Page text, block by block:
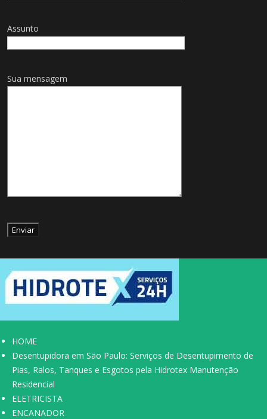
Assunto
Sua mensagem
HOME
Desentupidora em São Paulo: Serviços de Desentupimento de
Pias, Ralos, Tanques e Esgotos pela Hidrotex Manutenção
Residencial
ELETRICISTA
ENCANADOR